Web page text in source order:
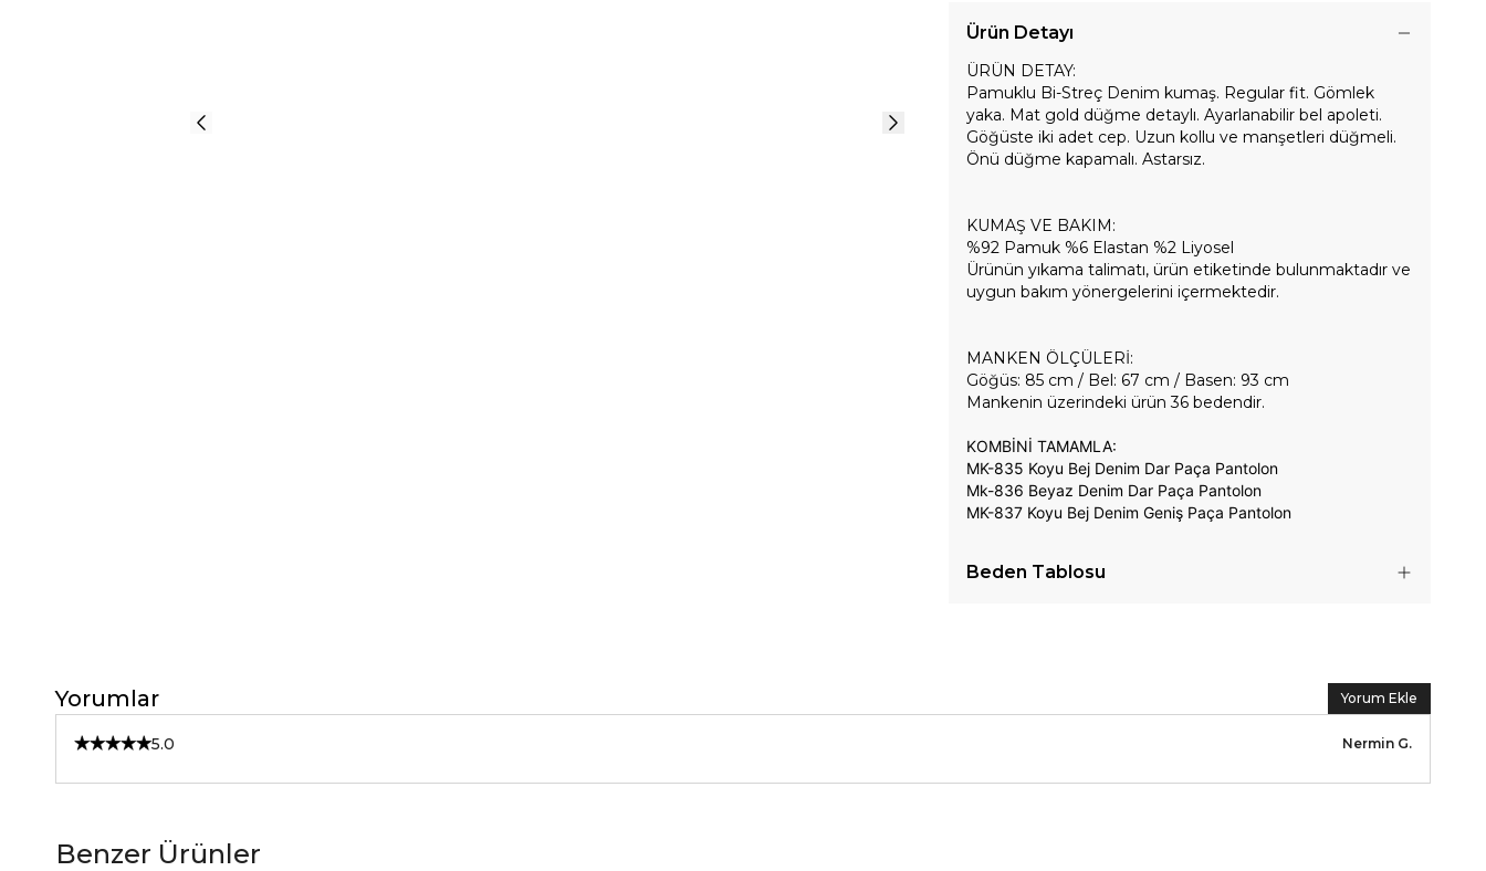
Ürün Detayı
ÜRÜN DETAY:
Pamuklu Bi-Streç Denim kumaş. Regular fit. Gömlek
yaka. Mat gold düğme detaylı. Ayarlanabilir bel apoleti.
Göğüste iki adet cep. Uzun kollu ve manşetleri düğmeli.
Önü düğme kapamalı. Astarsız.
KUMAŞ VE BAKIM:
%92 Pamuk %6 Elastan %2 Liyosel
Ürünün yıkama talimatı, ürün etiketinde bulunmaktadır ve
uygun bakım yönergelerini içermektedir.
MANKEN ÖLÇÜLERİ:
Göğüs: 85 cm / Bel: 67 cm / Basen: 93 cm
Mankenin üzerindeki ürün 36 bedendir.
KOMBİNİ TAMAMLA:
MK-835 Koyu Bej Denim Dar Paça Pantolon
Mk-836 Beyaz Denim Dar Paça Pantolon
MK-837 Koyu Bej Denim Geniş Paça Pantolon
Beden Tablosu
Yorumlar Yorum Ekle
5.0 Nermin G.
Benzer Ürünler